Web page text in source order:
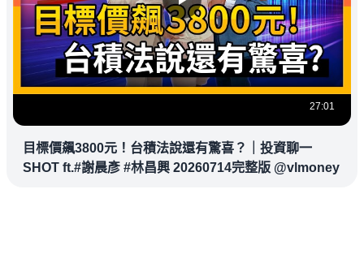
27:01
目標價飆3800元！台積法說還有驚喜？｜投資聊一
SHOT ft.#謝晨彥 #林昌興 20260714完整版 @vlmoney